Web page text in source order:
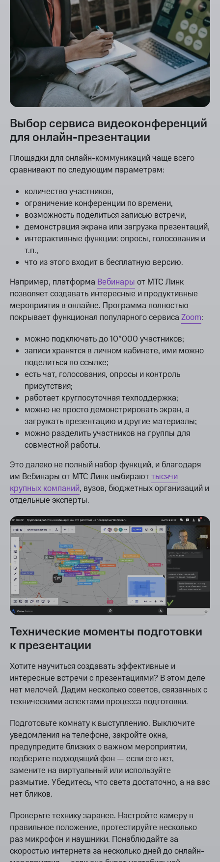
Выбор сервиса видеоконференций
для онлайн-презентации
Площадки для онлайн-коммуникаций чаще всего
сравнивают по следующим параметрам:
количество участников,
ограничение конференции по времени,
возможность поделиться записью встречи,
демонстрация экрана или загрузка презентаций,
интерактивные функции: опросы, голосования и
т.п.,
что из этого входит в бесплатную версию.
Например, платформа Вебинары от МТС Линк
позволяет создавать интересные и продуктивные
мероприятия в онлайне. Программа полностью
покрывает функционал популярного сервиса Zoom:
можно подключать до 10”000 участников;
записи хранятся в личном кабинете, ими можно
поделиться по ссылке;
есть чат, голосования, опросы и контроль
присутствия;
работает круглосуточная техподдержка;
можно не просто демонстрировать экран, а
загружать презентацию и другие материалы;
можно разделить участников на группы для
совместной работы.
Это далеко не полный набор функций, и благодаря
им Вебинары от МТС Линк выбираюттысячи
крупных компаний, вузов, бюджетных организаций и
отдельные эксперты.
Технические моменты подготовки
к презентации
Хотите научиться создавать эффективные и
интересные встречи с презентациями? В этом деле
нет мелочей. Дадим несколько советов, связанных с
техническими аспектами процесса подготовки.
Подготовьте комнату к выступлению. Выключите
уведомления на телефоне, закройте окна,
предупредите близких о важном мероприятии,
подберите подходящий фон — если его нет,
замените на виртуальный или используйте
размытие. Убедитесь, что света достаточно, а на вас
нет бликов.
Проверьте технику заранее. Настройте камеру в
правильное положение, протестируйте несколько
раз микрофон и наушники. Понаблюдайте за
скоростью интернета за несколько дней до онлайн-